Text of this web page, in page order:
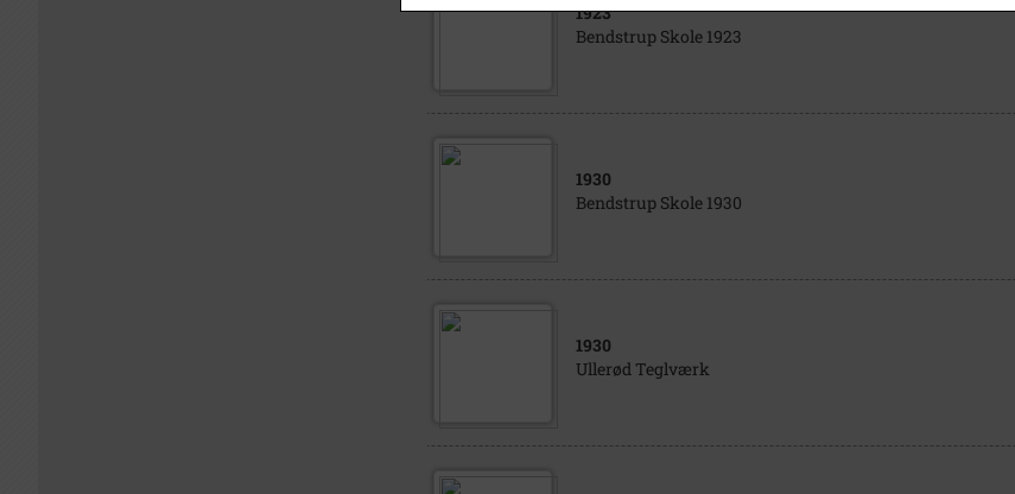
1923
Bendstrup Skole 1923
1930
Bendstrup Skole 1930
1930
Ullerød Teglværk